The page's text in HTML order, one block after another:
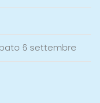
6 settembre